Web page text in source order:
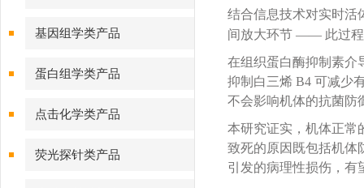
基因组学类产品
蛋白组学类产品
点击化学类产品
荧光探针类产品
结合信息技术对实时活
间放大环节 —— 此过
在组织蛋白酶抑制素介
抑制白三烯 B4 可减少
不会影响机体的抗菌防
本研究证实，机体正常
致死的原因既包括机体
引发的病理性损伤，有